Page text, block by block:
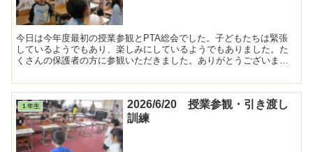
今日は今年度最初の授業参観とPTA総会でした。子どもたちは緊張
しているようでもあり、楽しみにしているようでもありました。た
くさんの保護者の方に参観いただきました。ありがとうございまし
１年生
2026/6/20 授業参観・引き渡し
訓練